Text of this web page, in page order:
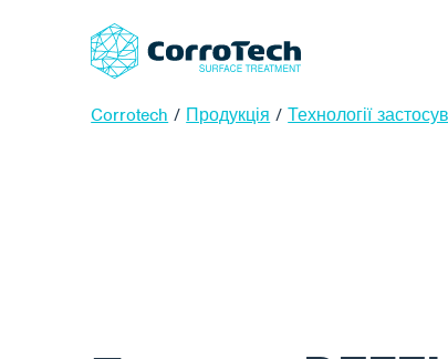
Corrotech / Продукція /Технології